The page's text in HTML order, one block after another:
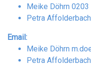
Meike Döhrn
Petra
Email:
Meike Döhrn
Petra Affolderbach